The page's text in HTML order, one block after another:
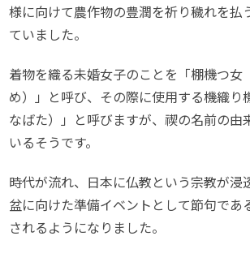
様に向けて農作物の豊潤を祈り穢れを払
ていました。
着物を織る未婚女子のことを「棚機つ女
め）」と呼び、その際に使用する機織り
なばた）」と呼びますが、禊の名前の由
いるそうです。
時代が流れ、日本に仏教という宗教が浸
盆に向けた準備イベントとして節句であ
されるようになりました。